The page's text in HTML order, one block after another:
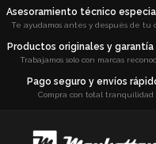
Asesoramiento técnico
Te ayudamos antes y después de tu
Productos originales y
Trabajamos solo con marcas
Pago seguro y envíos
Compra con total tranquilidad